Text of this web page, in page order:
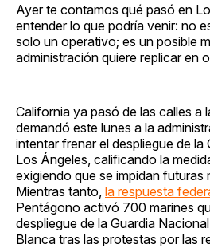
Ayer te contamos qué pasó en
entender lo que podría venir: no
solo un operativo; es un posible
administración quiere replicar en
California ya pasó de las calles a
demandó este lunes a la
intentar frenar el despliegue de la
Los Ángeles, calificando la
exigiendo que se impidan futuras
Mientras tanto, la respuesta
Pentágono activó 700 marines
despliegue de la Guardia
Blanca tras las protestas por las